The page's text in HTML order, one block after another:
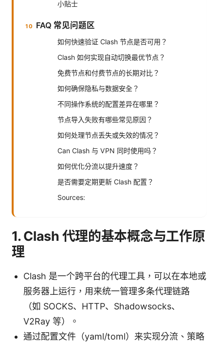
小贴士
FAQ 常见问题区
如何快速验证 Clash 节点是否可用？
Clash 如何实现自动切换最优节点？
免费节点和付费节点的长期对比？
如何确保隐私与数据安全？
不同操作系统的配置差异在哪里？
节点导入失败有哪些常见原因？
如何处理节点丢失或失效的情况？
Can Clash 与 VPN 同时使用吗？
如何优化分流以提升速度？
是否需要定期更新 Clash 配置？
Sources:
1. Clash 代理的基本概念与工作原
理
Clash 是一个跨平台的代理工具，可以在本地或
服务器上运行，用来统一管理多条代理链路
（如 SOCKS、HTTP、Shadowsocks、
V2Ray 等）。
通过配置文件（yaml/toml）来实现分流、策略